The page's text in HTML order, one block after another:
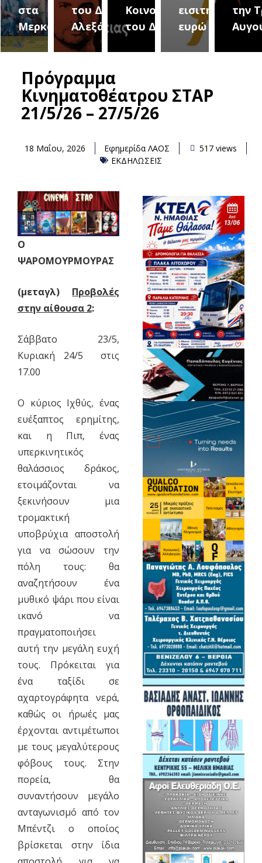
στα
Μερκούρεια
του Δήμου
Αλεξάνδρειας
Κοινοτήτων
του Δήμου
εισιτήριο 2
ευρώ
την
Πρόγραμμα
Κινηματοθέατρου ΣΤΑΡ
21/5/26 – 27/5/26
18 Μαΐου, 2026 Εφημερίδα ΛΑΟΣ
517 views
ΕΚΔΗΛΩΣΕΙΣ
Ο
ΨΑΡΟΜΟΥΡΜΟΥΡΑΣ
(μεταγλ) Προβολές
στην αίθουσα 2:
Σάββατο 23/5,
Κυριακή 24/5 στις
17.00
Ο κύριος Ιχθύς, ένας
ευέξαπτος ερημίτης,
και η Πιπ, ένας
υπερκινητικός
θαλάσσιος δράκος,
ετοιμάζονται να
ξεκινήσουν μια
τρομακτική
υποβρύχια αποστολή
για να σώσουν την
πόλη τους: θα
αναζητήσουν ένα
μυθικό ψάρι που είναι
ικανό να
πραγματοποιήσει
αυτή την μεγάλη ευχή
τους. Πρόκειται για
ένα ταξίδι σε
αχαρτογράφητα νερά,
καθώς οι ήρωές μας
έρχονται αντιμέτωποι
με τους μεγαλύτερους
φόβους τους. Στην
πορεία, θα
συναντήσουν μεγάλο
ανταγωνισμό από τον
Μπέντζι ο οποίος
βρίσκεται στην ίδια